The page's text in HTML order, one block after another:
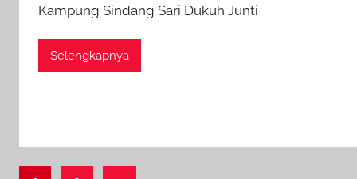
e
n
Kampung Sindang Sari Dukuh Junti
Selengkapnya